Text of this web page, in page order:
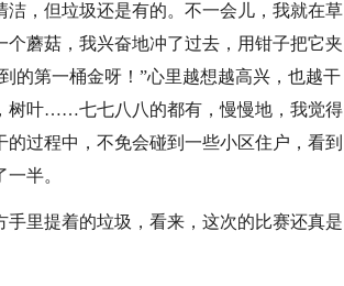
，但垃圾还是有的。不一会儿，我就在草
蘑菇，我兴奋地冲了过去，用钳子把它夹
的第一桶金呀！”心里越想越高兴，也越干
树叶……七七八八的都有，慢慢地，我觉得
过程中，不免会碰到一些小区住户，看到
半。
里提着的垃圾，看来，这次的比赛还真是